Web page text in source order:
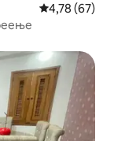
Просечна
4,78 (67)